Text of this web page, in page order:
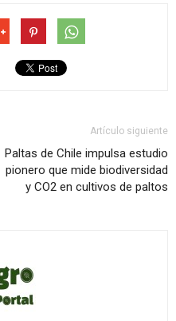
Artículo siguiente
Paltas de Chile impulsa estudio
pionero que mide biodiversidad
y CO2 en cultivos de paltos